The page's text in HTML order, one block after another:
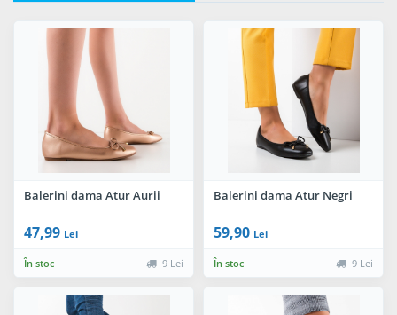
Balerini dama Atur Aurii
47,99 Lei
În stoc 9 Lei
Balerini dama Atur Negri
59,90 Lei
În stoc 9 Lei